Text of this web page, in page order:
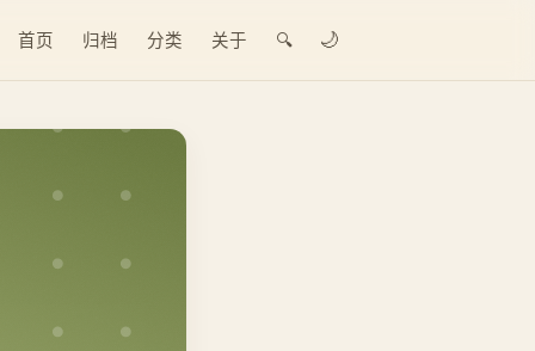
首页 归档 分类 关于 🔍 🌙